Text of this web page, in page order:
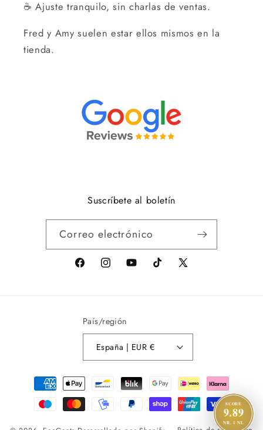
SCORE
9.89
NR. 1 NL
☕ Ajuste tranquilo, sin charlas de ventas.
Fred y Amy suelen estar ellos mismos en la
tienda.
Suscríbete al boletín
Correo electrónico
facebookInstagramyoutubetiktok
X
País/región
España | EUR €
Métodos
pago